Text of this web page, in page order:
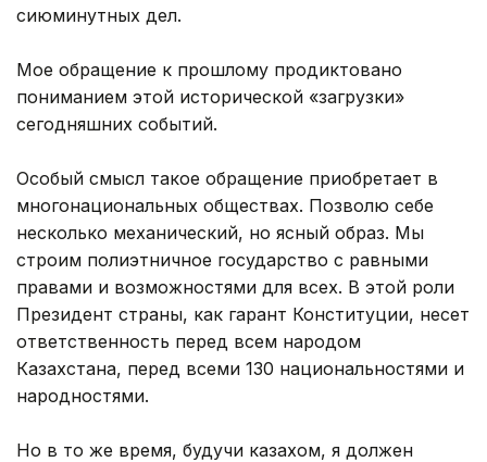
сиюминутных дел.
Мое обращение к прошлому продиктовано
пониманием этой исторической «загрузки»
сегодняшних событий.
Особый смысл такое обращение приобретает в
многонациональных обществах. Позволю себе
несколько механический, но ясный образ. Мы
строим полиэтничное государство с равными
правами и возможностями для всех. В этой роли
Президент страны, как гарант Конституции, несет
ответственность перед всем народом
Казахстана, перед всеми 130 национальностями и
народностями.
Но в то же время, будучи казахом, я должен